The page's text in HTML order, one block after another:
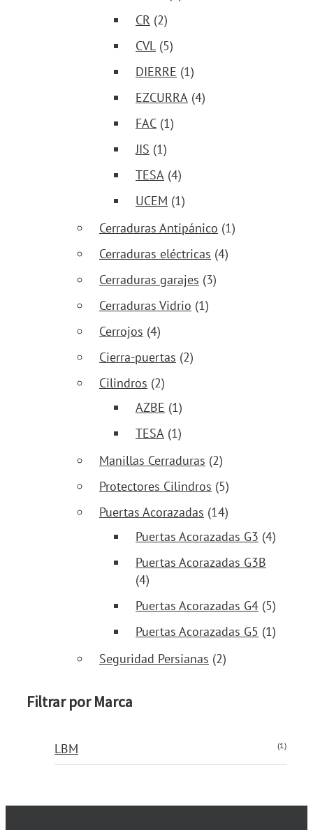
CR (2)
CVL (5)
DIERRE (1)
EZCURRA (4)
FAC (1)
JIS (1)
TESA (4)
UCEM (1)
Cerraduras Antipánico (1)
Cerraduras eléctricas (4)
Cerraduras garajes (3)
Cerraduras Vidrio (1)
Cerrojos (4)
Cierra-puertas (2)
Cilindros (2)
AZBE (1)
TESA (1)
Manillas Cerraduras (2)
Protectores Cilindros (5)
Puertas Acorazadas (14)
Puertas Acorazadas G3 (4)
Puertas Acorazadas G3B
(4)
Puertas Acorazadas G4 (5)
Puertas Acorazadas G5 (1)
Seguridad Persianas (2)
Filtrar por Marca
LBM (1)